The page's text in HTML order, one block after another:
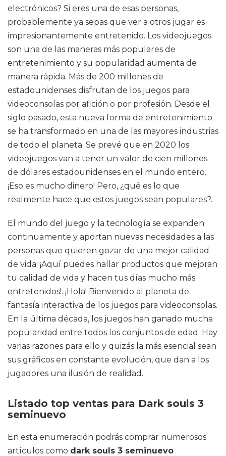
electrónicos? Si eres una de esas personas,
probablemente ya sepas que ver a otros jugar es
impresionantemente entretenido. Los videojuegos
son una de las maneras más populares de
entretenimiento y su popularidad aumenta de
manera rápida. Más de 200 millones de
estadounidenses disfrutan de los juegos para
videoconsolas por afición o por profesión. Desde el
siglo pasado, esta nueva forma de entretenimiento
se ha transformado en una de las mayores industrias
de todo el planeta. Se prevé que en 2020 los
videojuegos van a tener un valor de cien millones
de dólares estadounidenses en el mundo entero.
¡Eso es mucho dinero! Pero, ¿qué es lo que
realmente hace que estos juegos sean populares?.
El mundo del juego y la tecnología se expanden
continuamente y aportan nuevas necesidades a las
personas que quieren gozar de una mejor calidad
de vida. ¡Aquí puedes hallar productos que mejoran
tu calidad de vida y hacen tus días mucho más
entretenidos!. ¡Hola! Bienvenido al planeta de
fantasía interactiva de los juegos para videoconsolas.
En la última década, los juegos han ganado mucha
popularidad entre todos los conjuntos de edad. Hay
varias razones para ello y quizás la más esencial sean
sus gráficos en constante evolución, que dan a los
jugadores una ilusión de realidad.
Listado top ventas para Dark souls 3
seminuevo
En esta enumeración podrás comprar numerosos
artículos como dark souls 3 seminuevo